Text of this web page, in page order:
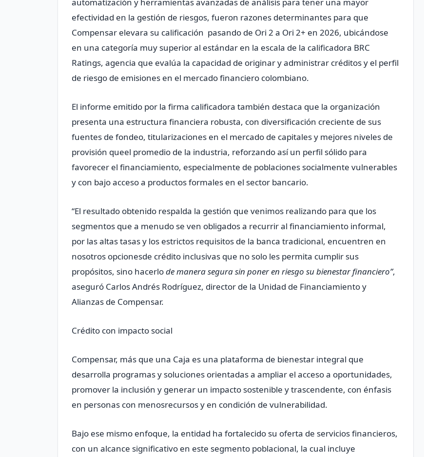
efectividad en la gestión de riesgos, fueron razones determinantes para que
Compensar elevara su calificación pasando de Ori 2 a Ori 2+ en 2026, ubicándose
en una categoría muy superior al estándar en la escala de la calificadora BRC
Ratings, agencia que evalúa la capacidad de originar y administrar créditos y el perfil
de riesgo de emisiones en el mercado financiero colombiano.
El informe emitido por la firma calificadora también destaca que la organización
presenta una estructura financiera robusta, con diversificación creciente de sus
fuentes de fondeo, titularizaciones en el mercado de capitales y mejores niveles de
provisión queel promedio de la industria, reforzando así un perfil sólido para
favorecer el financiamiento, especialmente de poblaciones socialmente vulnerables
y con bajo acceso a productos formales en el sector bancario.
“El resultado obtenido respalda la gestión que venimos realizando para que los
segmentos que a menudo se ven obligados a recurrir al financiamiento informal,
por las altas tasas y los estrictos requisitos de la banca tradicional, encuentren en
nosotros opcionesde crédito inclusivas que no solo les permita cumplir sus
propósitos, sino hacerlode manera segura sin poner en riesgo su bienestar financiero”,
aseguró Carlos Andrés Rodríguez, director de la Unidad de Financiamiento y
Alianzas de Compensar.
Crédito con impacto social
Compensar, más que una Caja es una plataforma de bienestar integral que
desarrolla programas y soluciones orientadas a ampliar el acceso a oportunidades,
promover la inclusión y generar un impacto sostenible y trascendente, con énfasis
en personas con menosrecursos y en condición de vulnerabilidad.
Bajo ese mismo enfoque, la entidad ha fortalecido su oferta de servicios financieros,
con un alcance significativo en este segmento poblacional, la cual incluye